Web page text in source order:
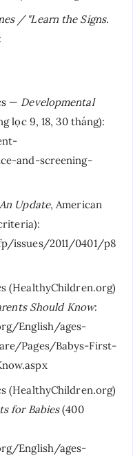
/ "Learn the Signs.
— Developmental
lọc 9, 18, 30 tháng):
and-screening-
Update, American
issues/2011/0401/p8
(HealthyChildren.org)
Should Know:
English/ages-
Pages/Babys-First-
(HealthyChildren.org)
for Babies(400
English/ages-